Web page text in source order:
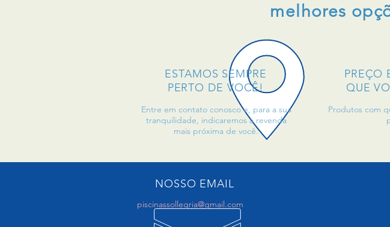
melhores
ESTAMOS SEMPRE
PERTO DE VOCÊ!
Entre em contato conosco e, para a sua
tranquilidade, indicaremos a revenda
mais próxima de você.
PREÇO
QUE
Produtos com
NOSSO EMAIL
piscinassollegria@gmail.com